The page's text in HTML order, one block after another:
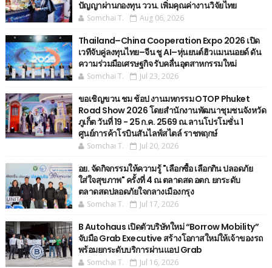
ปัญญาผ่านกองทุน ววน. เพิ่มคุณค่างานวิจัยไทย
Somchai T. Aug 06, 2026
Thailand–China Cooperation Expo 2026 เปิด
เวทีจับคู่ลงทุนไทย–จีน ชู AI–หุ่นยนต์ฮิวแมนนอยด์ ดัน
ความร่วมมือเศรษฐกิจ รับคลื่นอุตสาหกรรมใหม่
Somchai T. Jul 23, 2026
ขอเชิญขวน ชม ช้อป งานมหกรรม OTOP Phuket
Road Show 2026 โดยสำนักงานพัฒนาชุมชนจังหวัด
ภูเก็ต วันที่ 19 - 25 ก.ค. 2569 ณ.ลานโปรโมชั่น 1
ศูนย์การค้าโรบินสันไลฟ์สไตล์ ราชพฤกษ์
Somchai T. Jul 20, 2026
อย. จัดกิจกรรมให้ความรู้ "เลือกซื้อ เลือกกิน ปลอดภัย
ใส่ใจสุขภาพ" ครั้งที่ 4 ณ ตลาดสด อตก. ยกระดับ
ตลาดสดปลอดภัยใจกลางเมืองกรุง
Somchai T. Jul 17, 2026
B Autohaus เปิดตัวบริษัทใหม่ “Borrow Mobility”
จับมือ Grab Executive สร้างโอกาสใหม่ให้เจ้าของรถ
พร้อมยกระดับบริการผ่านแอป Grab
Somchai T. Jul 16, 2026